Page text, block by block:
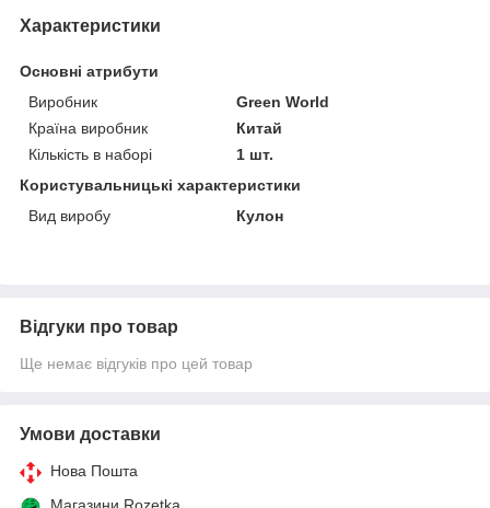
Характеристики
Основні атрибути
Виробник
Green World
Країна виробник
Китай
Кількість в наборі
1 шт.
Користувальницькі характеристики
Вид виробу
Кулон
Відгуки про товар
Ще немає відгуків про цей товар
Умови доставки
Нова Пошта
Магазини Rozetka